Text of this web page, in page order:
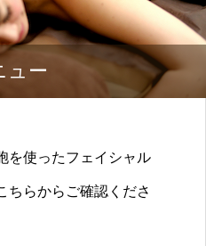
ュー
を使ったフェイシャル
ちらからご確認くださ